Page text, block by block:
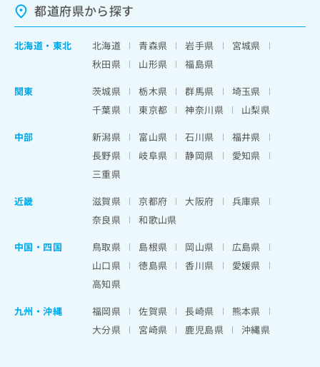
都道府県から探す
北海道 ・ 東北 北海道 青森県 岩手県
宮城県
秋田県
山形県
福島県
関東
茨城県 栃木県 群馬県
埼玉県
千葉県
東京都 神奈川県
山梨県
中部
新潟県 富山県 石川県
福井県
長野県
岐阜県 静岡県
愛知県
三重県
近畿
滋賀県 京都府 大阪府
兵庫県
奈良県
和歌山県
中国・四国
鳥取県 島根県 岡山県
広島県
山口県
徳島県 香川県
愛媛県
高知県
九州・沖縄
福岡県 佐賀県 長崎県
熊本県
大分県
宮崎県 鹿児島県 沖縄県